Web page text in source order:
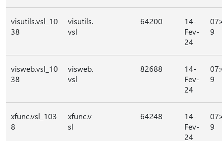
visutils.vsl_10
38
visutils.
vsl
64200
14-
Fev-
24
9
visweb.vsl_10
38
visweb.
vsl
82688
14-
Fev-
24
9
xfunc.vsl_103
8
xfunc.v
sl
64248
14-
Fev-
24
9